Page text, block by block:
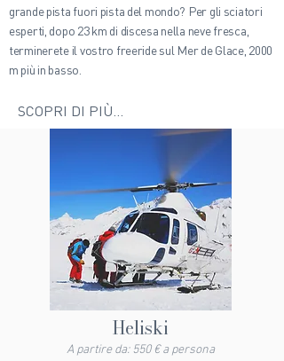
grande pista fuori pista del mondo? Per gli sciatori
esperti, dopo 23 km di discesa nella neve fresca,
terminerete il vostro freeride sul Mer de Glace, 2000
m più in basso.
SCOPRI DI PIÙ...
Heliski
A partire da: 550 € a persona